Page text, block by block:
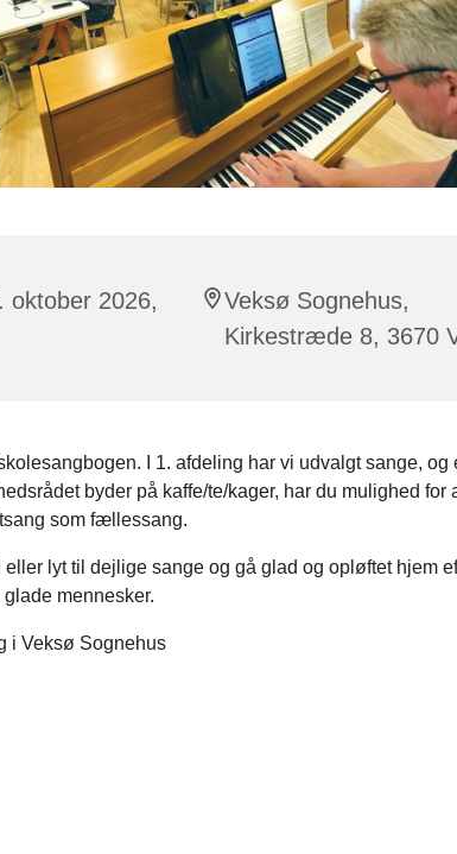
oktober 2026,
Veksø Sognehus,
Kirkestræde 8, 3670
I 1. afdeling har vi udvalgt sange, og
byder på kaffe/te/kager, har du mulighed for
som fællessang.
eller lyt til dejlige sange og gå glad og opløftet hjem
mennesker.
i Veksø Sognehus